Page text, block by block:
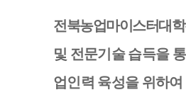
전북농업마이스터대
및 전문기술 습득을
업인력 육성을 위하